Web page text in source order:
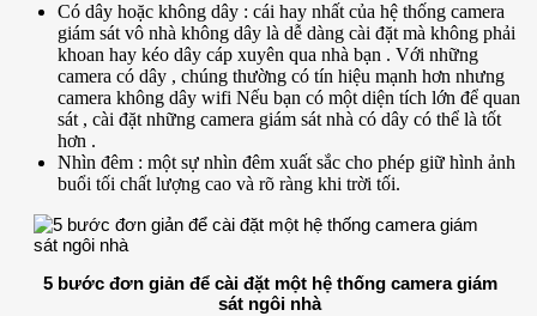
Có dây hoặc không dây : cái hay nhất của hệ thống camera
giám sát vô nhà không dây là dễ dàng cài đặt mà không phải
khoan hay kéo dây cáp xuyên qua nhà bạn . Với những
camera có dây , chúng thường có tín hiệu mạnh hơn nhưng
camera không dây wifi Nếu bạn có một diện tích lớn để quan
sát , cài đặt những camera giám sát nhà có dây có thể là tốt
hơn .
Nhìn đêm : một sự nhìn đêm xuất sắc cho phép giữ hình ảnh
buổi tối chất lượng cao và rõ ràng khi trời tối.
5 bước đơn giản để cài đặt một hệ thống camera giám
sát ngôi nhà